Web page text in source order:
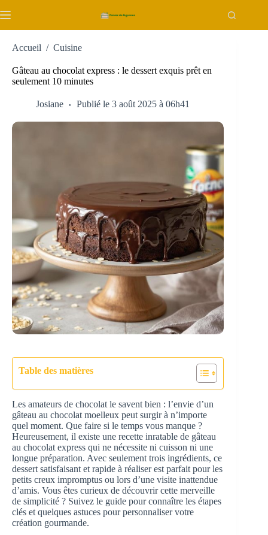
au
Accueil / Cuisine
Gâteau au chocolat express : le dessert exquis prêt en
seulement 10 minutes
Josiane Publié le 3 août 2025 à 06h41
Table des matières
Les amateurs de chocolat le savent bien : l’envie d’un
gâteau au chocolat moelleux peut surgir à n’importe
quel moment. Que faire si le temps vous manque ?
Heureusement, il existe une recette inratable de gâteau
au chocolat express qui ne nécessite ni cuisson ni une
longue préparation. Avec seulement trois ingrédients, ce
dessert satisfaisant et rapide à réaliser est parfait pour les
petits creux impromptus ou lors d’une visite inattendue
d’amis. Vous êtes curieux de découvrir cette merveille
de simplicité ? Suivez le guide pour connaître les étapes
clés et quelques astuces pour personnaliser votre
création gourmande.